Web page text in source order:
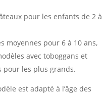
pour les enfants de 2 à
moyennes pour 6 à 10 ans,
avec toboggans et
pour les plus grands.
est adapté à l’âge des